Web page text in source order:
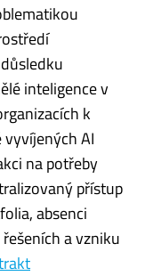
inteligence v
k
AI
na potřeby
přístup
absenci
a vzniku